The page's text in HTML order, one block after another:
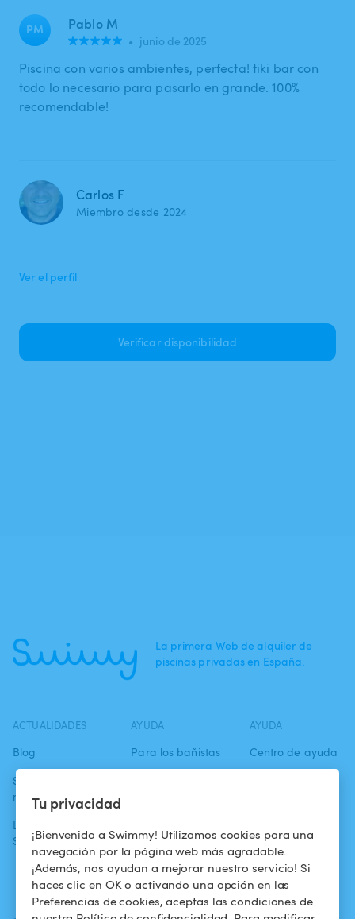
Tu privacidad
¡Bienvenido a Swimmy! Utilizamos cookies para una
navegación por la página web más agradable.
¡Además, nos ayudan a mejorar nuestro servicio! Si
haces clic en OK o activando una opción en las
Preferencias de cookies, aceptas las condiciones de
PM Pablo M
• junio de 2025
Piscina con varios ambientes, perfecta! tiki bar con
todo lo necesario para pasarlo en grande. 100%
recomendable!
Carlos F
Miembro desde 2024
Ver el perfil
Verificar disponibilidad
La primera Web de alquiler de
piscinas privadas en España.
ACTUALIDADES
Blog
Swimmy en los
medios
La aventura
Swimmy
AYUDA
Para los bañistas
piscina
¿Cómo funciona?
AYUDA
Centro de ayuda
confidencialidad
Aviso legal